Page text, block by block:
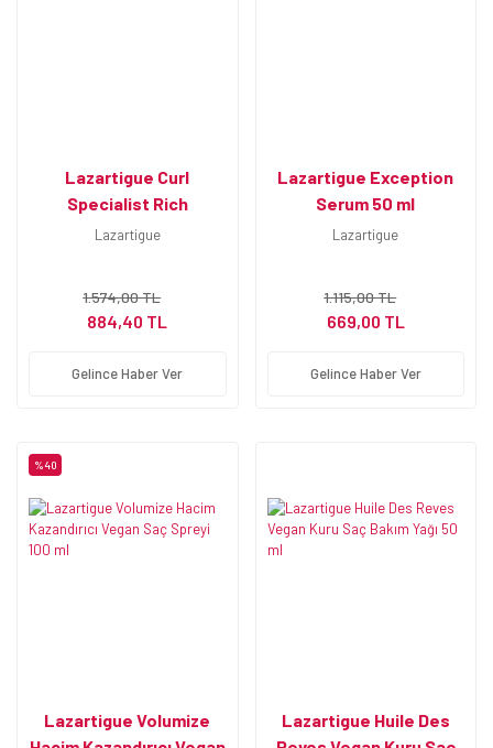
Lazartigue Curl
Specialist Rich
Hydrating Mask 250ml
Lazartigue
1.574,00 TL
884,40 TL
Gelince Haber Ver
Lazartigue Exception
Serum 50 ml
Lazartigue
1.115,00 TL
669,00 TL
Gelince Haber Ver
%40
Lazartigue Volumize
Lazartigue Huile Des